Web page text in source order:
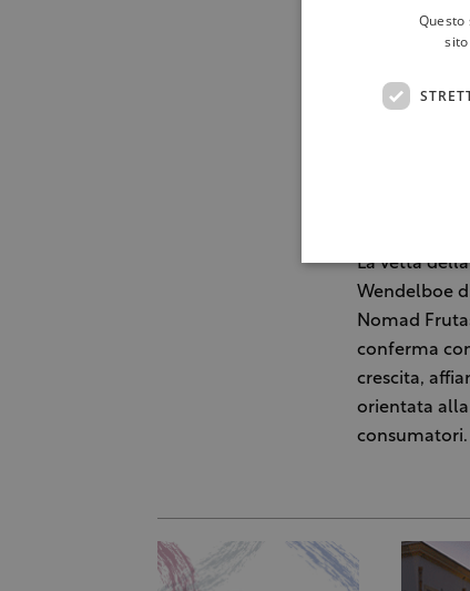
71ª
come uno
La vetta
Wendelboe
Nomad
conferma
crescita,
orientata
consumatori.